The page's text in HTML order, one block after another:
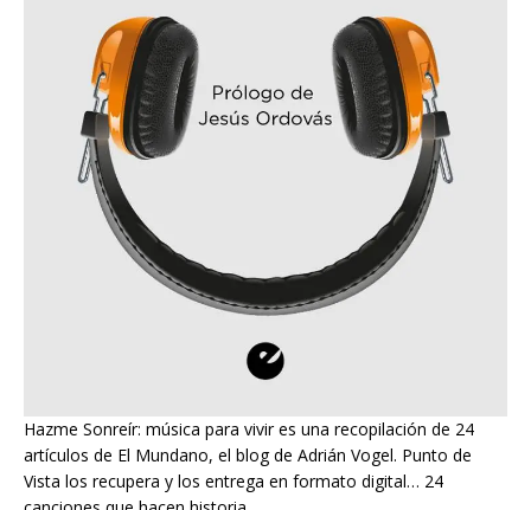
Hazme Sonreír: música para vivir es una recopilación de 24
artículos de El Mundano, el blog de Adrián Vogel. Punto de
Vista los recupera y los entrega en formato digital… 24